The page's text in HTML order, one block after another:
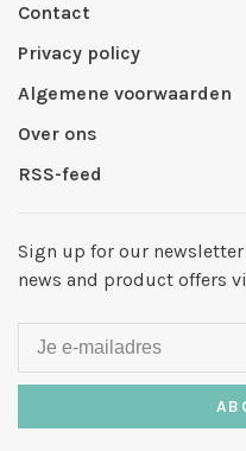
Contact
Privacy policy
Algemene voorwaarden
Over ons
RSS-feed
Sign up for our
news and product offers